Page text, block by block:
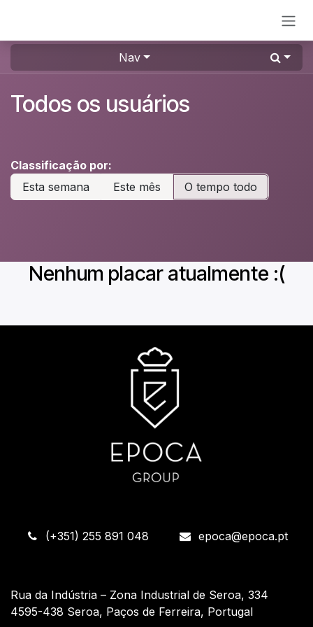
Nav
Todos os usuários
Classificação por:
Esta semana
Este mês O tempo todo
Nenhum placar atualmente :(
(+351) 255 891 048 epoca@epoca.pt
Rua da Indústria – Zona Industrial de Seroa, 334
4595-438 Seroa, Paços de Ferreira, Portugal